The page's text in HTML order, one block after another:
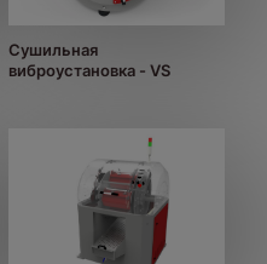
Сушильная
виброустановка - VS